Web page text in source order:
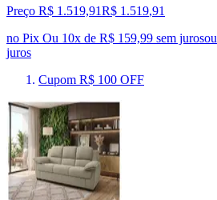
Preço R$ 1.519,91R$ 1.519,91
no Pix Ou 10x de R$ 159,99 sem jurosou
juros
Cupom R$ 100 OFF